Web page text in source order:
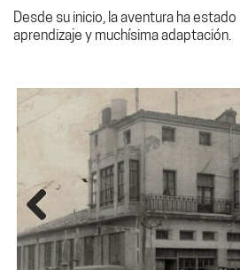
Desde su inicio, la aventura ha
aprendizaje y muchísima adaptación.
Previous